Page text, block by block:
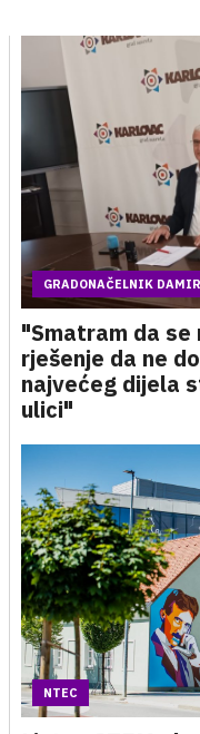
GRADONAČELNIK
"Smatram da se
rješenje da ne
najvećeg dijela
ulici"
NTEC